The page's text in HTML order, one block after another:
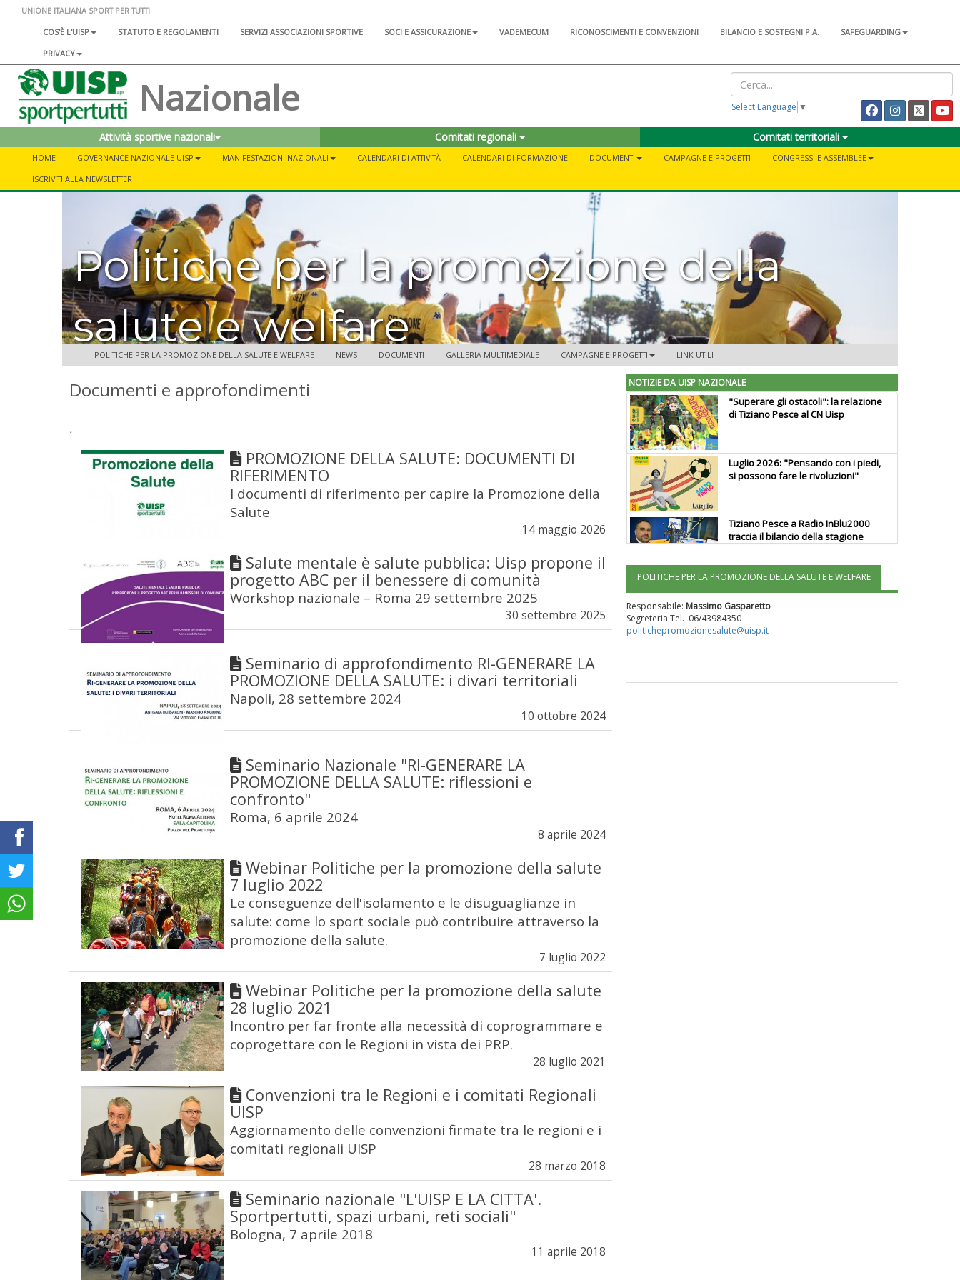
UNIONE ITALIANA SPORT PER TUTTI
COS'È L'UISP
STATUTO E REGOLAMENTI SERVIZI ASSOCIAZIONI SPORTIVE SOCI E ASSICURAZIONE VADEMECUM RICONOSCIMENTI E CONVENZIONI BILANCIO E SOSTEGNI P.A.
SAFEGUARDING
PRIVACY
Nazionale Select Language ▼
Attività sportive nazionali Comitati regionali Comitati territoriali
HOME GOVERNANCE NAZIONALE UISP MANIFESTAZIONI NAZIONALI CALENDARI DI ATTIVITÀ CALENDARI DI FORMAZIONE DOCUMENTI CAMPAGNE E PROGETTI
CONGRESSI E ASSEMBLEE
ISCRIVITI ALLA NEWSLETTER
Politiche per la promozione della
salute e welfare
POLITICHE PER LA PROMOZIONE DELLA SALUTE E WELFARE NEWS DOCUMENTI GALLERIA MULTIMEDIALE CAMPAGNE E PROGETTI LINK UTILI
Documenti e approfondimenti
.
PROMOZIONE DELLA SALUTE: DOCUMENTI DI
RIFERIMENTO
I documenti di riferimento per capire la Promozione della
Salute
14 maggio 2026
Salute mentale è salute pubblica: Uisp propone il
progetto ABC per il benessere di comunità
Workshop nazionale – Roma 29 settembre 2025
30 settembre 2025
Seminario di approfondimento RI-GENERARE LA
PROMOZIONE DELLA SALUTE: i divari territoriali
Napoli, 28 settembre 2024
10 ottobre 2024
Seminario Nazionale "RI-GENERARE LA
PROMOZIONE DELLA SALUTE: riflessioni e
confronto"
Roma, 6 aprile 2024
8 aprile 2024
Webinar Politiche per la promozione della salute
7 luglio 2022
Le conseguenze dell'isolamento e le disuguaglianze in
salute: come lo sport sociale può contribuire attraverso la
promozione della salute.
7 luglio 2022
Webinar Politiche per la promozione della salute
28 luglio 2021
Incontro per far fronte alla necessità di coprogrammare e
coprogettare con le Regioni in vista dei PRP.
28 luglio 2021
Convenzioni tra le Regioni e i comitati Regionali
UISP
Aggiornamento delle convenzioni firmate tra le regioni e i
comitati regionali UISP
28 marzo 2018
Seminario nazionale "L'UISP E LA CITTA'.
Sportpertutti, spazi urbani, reti sociali"
Bologna, 7 aprile 2018
11 aprile 2018
NOTIZIE DA UISP NAZIONALE
"Superare gli ostacoli": la relazione
di Tiziano Pesce al CN Uisp
Luglio 2026: "Pensando con i piedi,
si possono fare le rivoluzioni"
Tiziano Pesce a Radio InBlu2000
traccia il bilancio della stagione
POLITICHE PER LA PROMOZIONE DELLA SALUTE E WELFARE
Responsabile: Massimo Gasparetto
Segreteria Tel. 06/43984350
politichepromozionesalute@uisp.it